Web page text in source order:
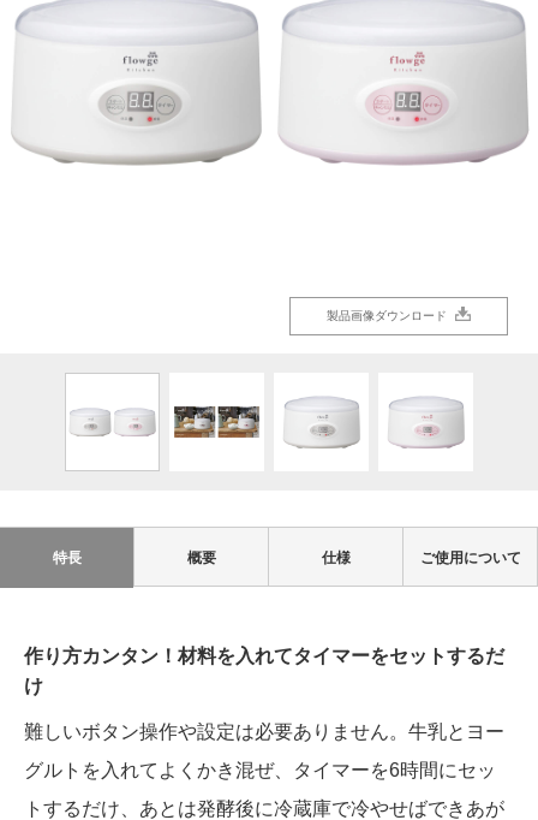
製品画像ダウンロード
製品画像ダウンロード
製品画像ダウンロード
製品画像ダウンロード
特長 概要 仕様 ご使用について
作り方カンタン！材料を入れてタイマーをセットするだ
け
難しいボタン操作や設定は必要ありません。牛乳とヨー
グルトを入れてよくかき混ぜ、タイマーを6時間にセッ
トするだけ、あとは発酵後に冷蔵庫で冷やせばできあが